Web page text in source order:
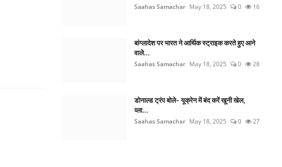
Saahas Samachar May 18, 2025 0 16
बांग्लादेश पर भारत ने आर्थिक स्ट्राइक करते हुए आने
वाले...
Saahas Samachar May 18, 2025 0 28
डोनाल्ड ट्रंप बोले- यूक्रेन में बंद करें खूनी खेल,
व्ला...
Saahas Samachar May 18, 2025 0 27